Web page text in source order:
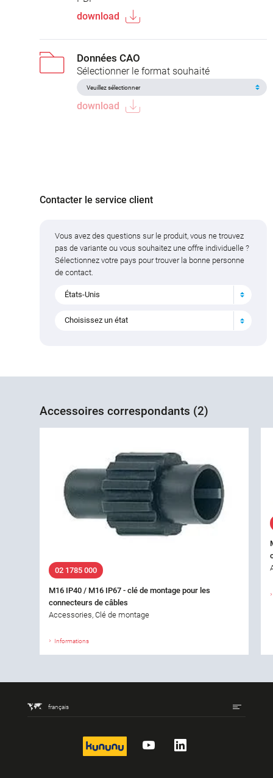
download
Données CAO
Sélectionner le format souhaité
download
Contacter le service client
Vous avez des questions sur le produit, vous ne trouvez
pas de variante ou vous souhaitez une offre individuelle ?
Sélectionnez votre pays pour trouver la bonne personne
de contact.
États-Unis
Choisissez un état
Accessoires correspondants (2)
02 1785 000
M16 IP40 / M16 IP67 - clé de montage pour les
connecteurs de câbles
Accessories, Clé de montage
Informations
français
kununu YouTubeLinkedIn